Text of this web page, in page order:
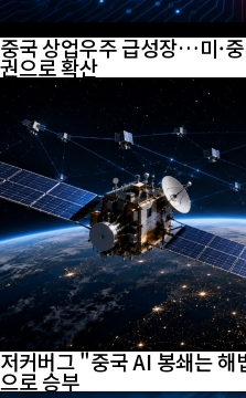
중국 상업우주 급성장…미·
권으로 확산
저커버그 "중국 AI 봉쇄는
으로 승부